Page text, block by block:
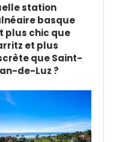
station
basque
plus chic que
et plus
que Saint-
de-Luz ?